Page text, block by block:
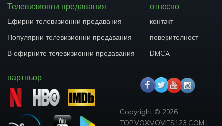
Телевизионни предавания
Ефирни телевизионни предавания
Популярни телевизионни предавания
В ефирните телевизионни предавания
относно
контакт
поверителност
DMCA
партньор
Copyright © 2026
TOP.VOXMOVIES123.COM |